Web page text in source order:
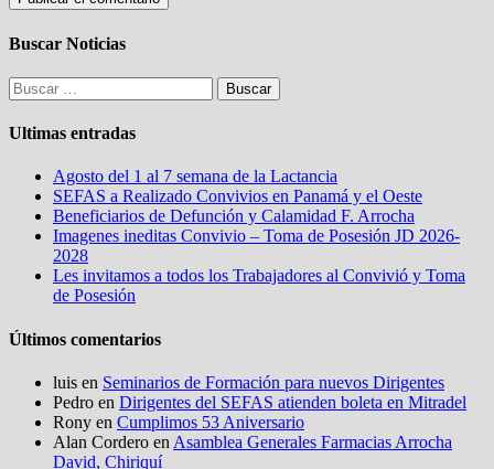
Buscar Noticias
Buscar:
Ultimas entradas
Agosto del 1 al 7 semana de la Lactancia
SEFAS a Realizado Convivios en Panamá y el Oeste
Beneficiarios de Defunción y Calamidad F. Arrocha
Imagenes ineditas Convivio – Toma de Posesión JD 2026-
2028
Les invitamos a todos los Trabajadores al Convivió y Toma
de Posesión
Últimos comentarios
luis en Seminarios de Formación para nuevos Dirigentes
Pedro en Dirigentes del SEFAS atienden boleta en Mitradel
Rony en Cumplimos 53 Aniversario
Alan Cordero en Asamblea Generales Farmacias Arrocha
David, Chiriquí